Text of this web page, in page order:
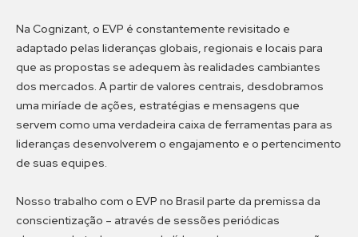
Na Cognizant, o EVP é constantemente revisitado e
adaptado pelas lideranças globais, regionais e locais para
que as propostas se adequem às realidades cambiantes
dos mercados. A partir de valores centrais, desdobramos
uma miríade de ações, estratégias e mensagens que
servem como uma verdadeira caixa de ferramentas para as
lideranças desenvolverem o engajamento e o pertencimento
de suas equipes.
Nosso trabalho com o EVP no Brasil parte da premissa da
conscientização – através de sessões periódicas